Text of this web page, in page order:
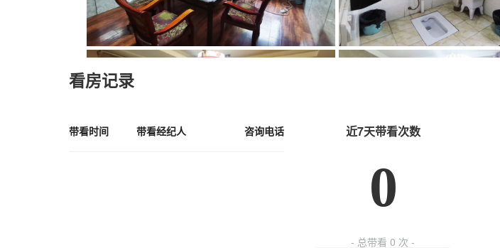
看房记录
带看时间 带看经纪人 咨询电话 近7天带看次数
0
- 总带看 0 次 -